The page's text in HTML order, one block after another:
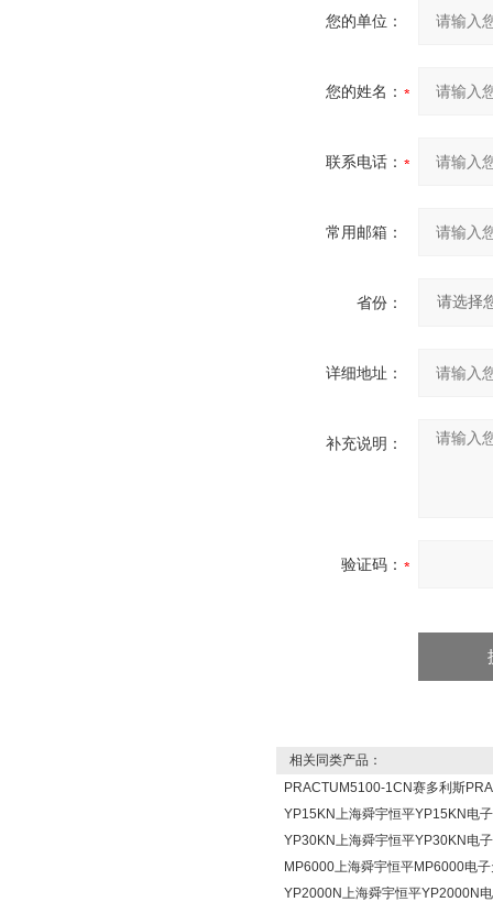
您的单位：
您的姓名：
联系电话：
常用邮箱：
省份：
详细地址：
补充说明：
验证码：
相关同类产品：
PRACTUM5100-1CN赛多利斯
YP15KN上海舜宇恒平YP15KN电
YP30KN上海舜宇恒平YP30KN电
MP6000上海舜宇恒平MP6000电
YP2000N上海舜宇恒平YP2000N